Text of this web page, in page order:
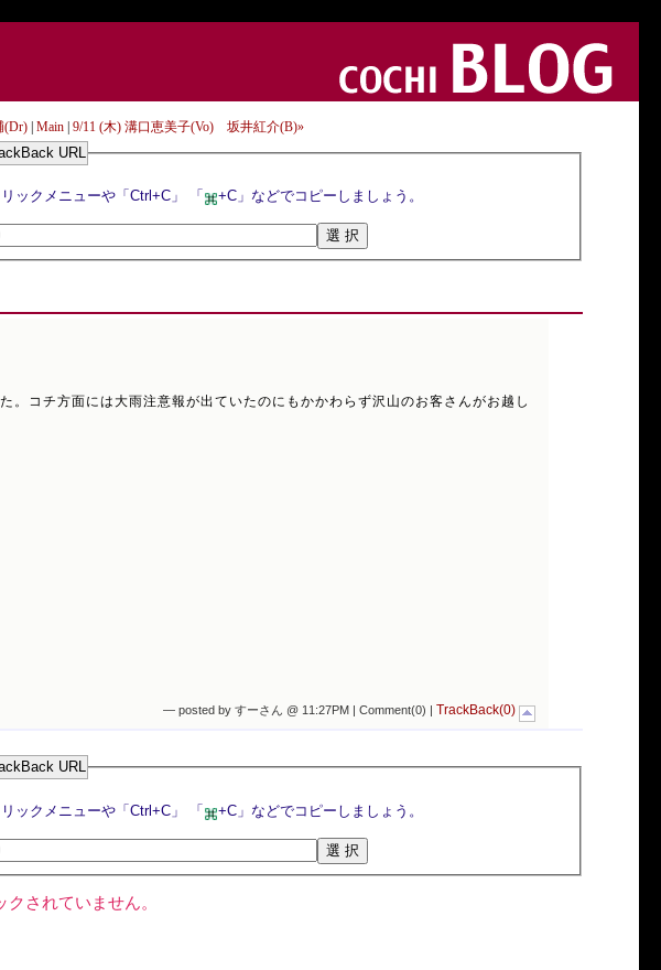
(Dr) Main 9/11 (木) 溝口恵美子(Vo) 坂井紅介(B)»
URL
選択ボタンを押すとトラックバックURLが選択されるので，マウスの右クリックメニューや「Ctrl+C」 「 +C」などでコピーしましょう。
。コチ方面には大雨注意報が出ていたのにもかかわらず沢山のお客さんがお越し
— posted by すーさん @ 11:27PM | Comment(0) | TrackBack(0)
URL
選択ボタンを押すとトラックバックURLが選択されるので，マウスの右クリックメニューや「Ctrl+C」 「 +C」などでコピーしましょう。
されていません。